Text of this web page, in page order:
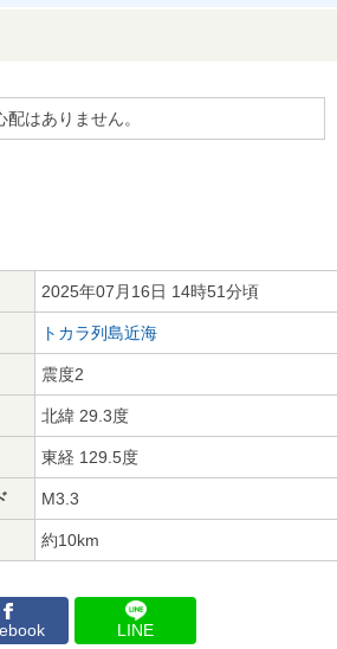
はありません。
2025年07月16日 14時51分頃
トカラ列島近海
震度2
北緯 29.3度
東経 129.5度
M3.3
約10km
LINE